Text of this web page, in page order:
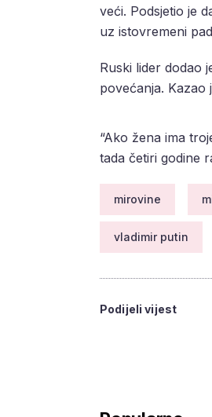
veći. Podsjetio je
uz istovremeni
Ruski lider dodao
povećanja. Kazao
“Ako žena ima
tada četiri godine
mirovine
vladimir putin
Podijeli vijest